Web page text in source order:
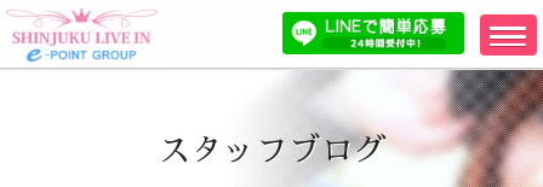
スタッフブログ